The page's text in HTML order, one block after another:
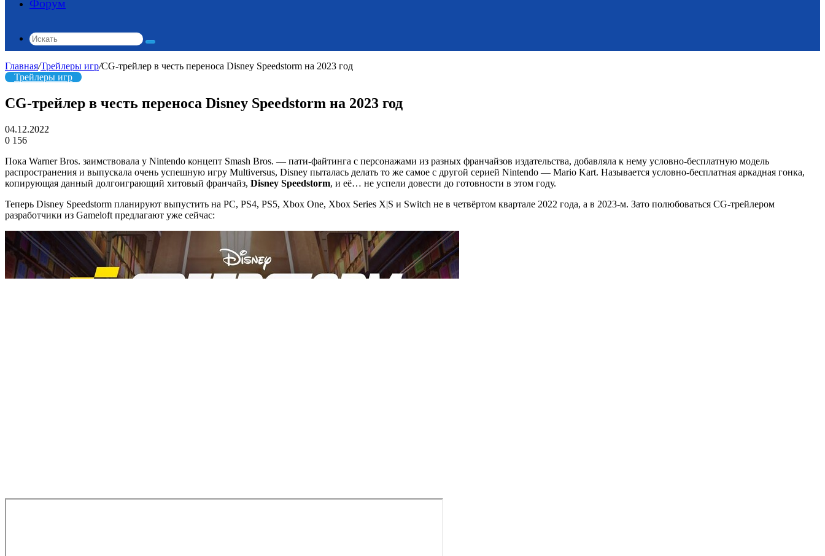
Форум
Искать
Главная/Трейлеры игр/CG-трейлер в честь переноса Disney Speedstorm на 2023 год
Трейлеры игр
CG-трейлер в честь переноса Disney Speedstorm на 2023 год
04.12.2022
0 156
Пока Warner Bros. заимствовала у Nintendo концепт Smash Bros. — пати-файтинга с персонажами из разных франчайзов издательства, добавляла к нему условно-бесплатную модель
распространения и выпускала очень успешную игру Multiversus, Disney пыталась делать то же самое с другой серией Nintendo — Mario Kart. Называется условно-бесплатная аркадная гонка,
копирующая данный долгоиграющий хитовый франчайз, Disney Speedstorm, и её… не успели довести до готовности в этом году.
Теперь Disney Speedstorm планируют выпустить на PC, PS4, PS5, Xbox One, Xbox Series X|S и Switch не в четвёртом квартале 2022 года, а в 2023-м. Зато полюбоваться CG-трейлером
разработчики из Gameloft предлагают уже сейчас: